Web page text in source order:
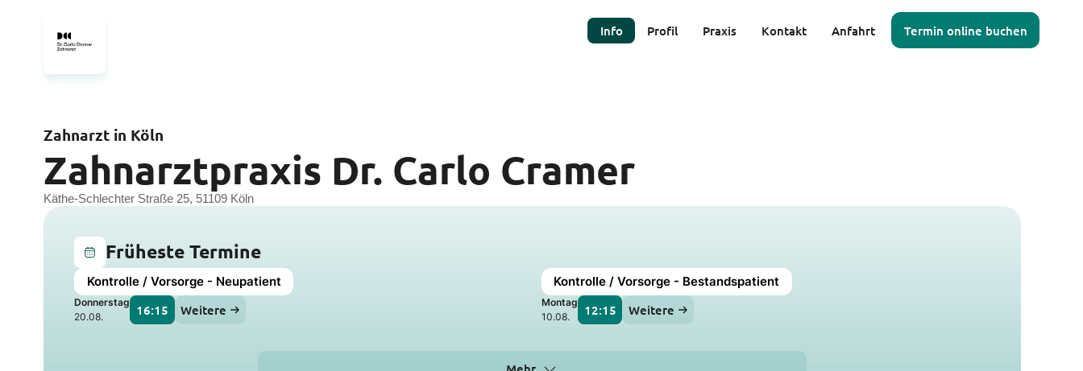
Info Profil Praxis Kontakt Anfahrt Termin online buchen
Zahnarzt in Köln
Zahnarztpraxis Dr. Carlo Cramer
Käthe-Schlechter Straße 25, 51109 Köln
Früheste Termine
Kontrolle / Vorsorge - Neupatient
Donnerstag
20.08.
16:15 Weitere
Kontrolle / Vorsorge - Bestandspatient
Montag
10.08.
12:15 Weitere